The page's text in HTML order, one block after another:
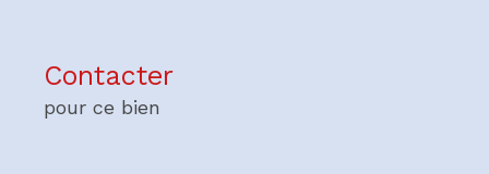
Contacter
pour ce bien